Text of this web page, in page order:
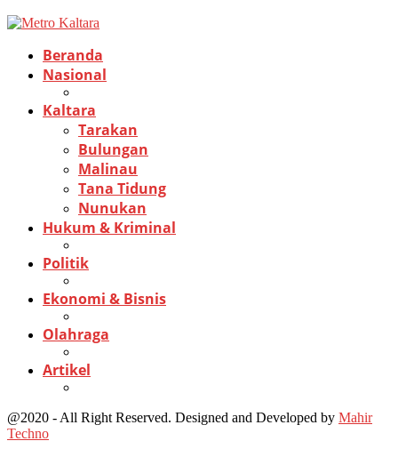
Beranda
Nasional
Kaltara
Tarakan
Bulungan
Malinau
Tana Tidung
Nunukan
Hukum & Kriminal
Politik
Ekonomi & Bisnis
Olahraga
Artikel
@2020 - All Right Reserved. Designed and Developed by Mahir
Techno